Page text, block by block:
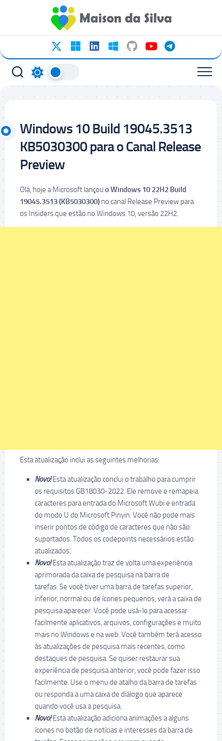
conteúdo
Windows 10 Build 19045.3513
KB5030300 para o Canal Release
Preview
Olá, hoje a Microsoft lançou o Windows 10 22H2 Build
19045.3513 (KB5030300) no canal Release Preview para
os Insiders que estão no Windows 10, versão 22H2.
Esta atualização inclui as seguintes melhorias:
Novo!Esta atualização conclui o trabalho para cumprir
os requisitos GB18030-2022. Ele remove e remapeia
caracteres para entrada do Microsoft Wubi e entrada
do modo U do Microsoft Pinyin. Você não pode mais
inserir pontos de código de caracteres que não são
suportados. Todos os codepoints necessários estão
atualizados.
Novo!Esta atualização traz de volta uma experiência
aprimorada da caixa de pesquisa na barra de
tarefas. Se você tiver uma barra de tarefas superior,
inferior, normal ou de ícones pequenos, verá a caixa de
pesquisa aparecer. Você pode usá-lo para acessar
facilmente aplicativos, arquivos, configurações e muito
mais no Windows e na web. Você também terá acesso
às atualizações de pesquisa mais recentes, como
destaques de pesquisa. Se quiser restaurar sua
experiência de pesquisa anterior, você pode fazer isso
facilmente. Use o menu de atalho da barra de tarefas
ou responda a uma caixa de diálogo que aparece
quando você usa a pesquisa.
Novo!Esta atualização adiciona animações a alguns
ícones no botão de notícias e interesses da barra de